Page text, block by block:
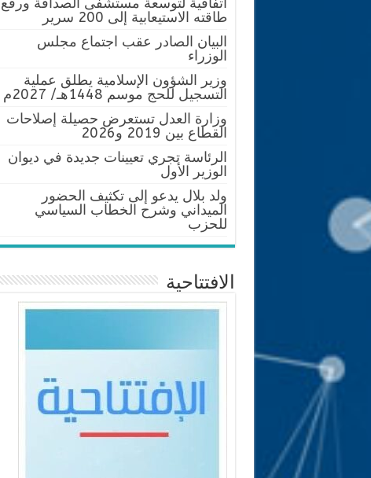
طاقته الاستيعابية إلى 200 سرير
البيان الصادر عقب اجتماع مجلس
الوزراء
وزير الشؤون الإسلامية يطلق عملية
التسجيل للحج موسم 1448هـ/ 2027م
وزارة العدل تستعرض حصيلة إصلاحات
القطاع بين 2019 و2026
الرئاسة تجري تعيينات جديدة في ديوان
الوزير الأول
ولد بلال يدعو إلى تكثيف الحضور
الميداني وشرح الخطاب السياسي
للحزب
الافتتاحية